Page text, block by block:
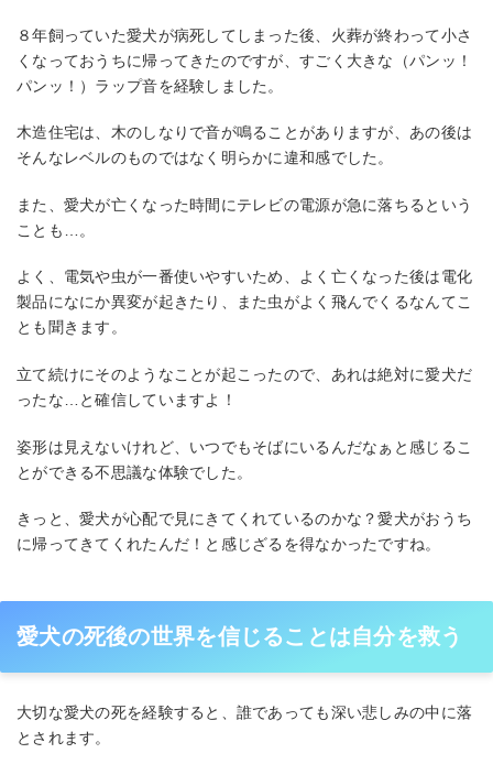
８年飼っていた愛犬が病死してしまった後、火葬が終わって小さ
くなっておうちに帰ってきたのですが、すごく大きな（パンッ！
パンッ！）ラップ音を経験しました。
木造住宅は、木のしなりで音が鳴ることがありますが、あの後は
そんなレベルのものではなく明らかに違和感でした。
また、愛犬が亡くなった時間にテレビの電源が急に落ちるという
ことも…。
よく、電気や虫が一番使いやすいため、よく亡くなった後は電化
製品になにか異変が起きたり、また虫がよく飛んでくるなんてこ
とも聞きます。
立て続けにそのようなことが起こったので、あれは絶対に愛犬だ
ったな…と確信していますよ！
姿形は見えないけれど、いつでもそばにいるんだなぁと感じるこ
とができる不思議な体験でした。
きっと、愛犬が心配で見にきてくれているのかな？愛犬がおうち
に帰ってきてくれたんだ！と感じざるを得なかったですね。
愛犬の死後の世界を信じることは自分を救う
大切な愛犬の死を経験すると、誰であっても深い悲しみの中に落
とされます。